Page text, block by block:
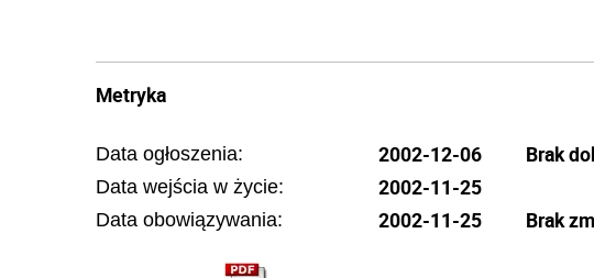
Metryka
Data ogłoszenia: 2002-12-06
Data wejścia w życie: 2002-11-25
Data obowiązywania: 2002-11-25
Brak
Brak